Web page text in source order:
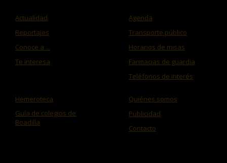
Actualidad
Reportajes
Conoce a ...
Te interesa
Agenda
Transporte público
Horarios de misas
Farmacias de guardia
Teléfonos de interés
Hemeroteca
Guía de colegios de
Boadilla
Quiénes somos
Publicidad
Contacto